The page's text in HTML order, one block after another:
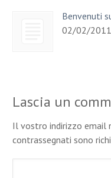
Benvenuti
02/02/2011
Lascia un
Il vostro indirizzo email
contrassegnati sono